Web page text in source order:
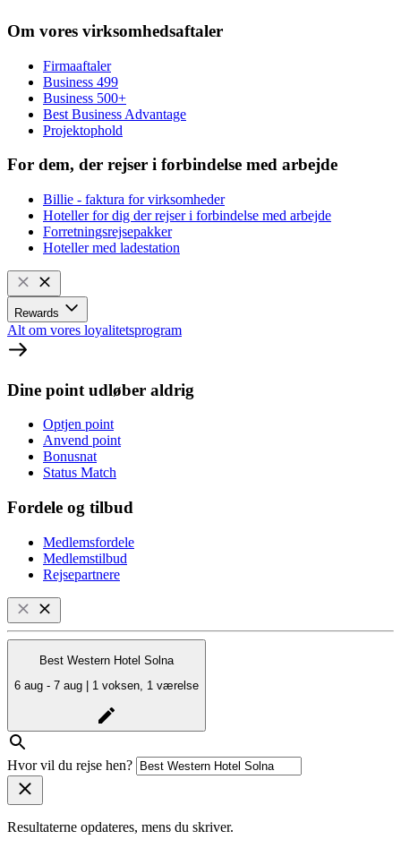
Om vores virksomhedsaftaler
Firmaaftaler
Business 499
Business 500+
Best Business Advantage
Projektophold
For dem, der rejser i forbindelse med arbejde
Billie - faktura for virksomheder
Hoteller for dig der rejser i forbindelse med arbejde
Forretningsrejsepakker
Hoteller med ladestation
Rewards
Alt om vores loyalitetsprogram
Dine point udløber aldrig
Optjen point
Anvend point
Bonusnat
Status Match
Fordele og tilbud
Medlemsfordele
Medlemstilbud
Rejsepartnere
Best Western Hotel Solna
6 aug - 7 aug | 1 voksen, 1 værelse
Hvor vil du rejse hen?
Resultaterne opdateres, mens du skriver.